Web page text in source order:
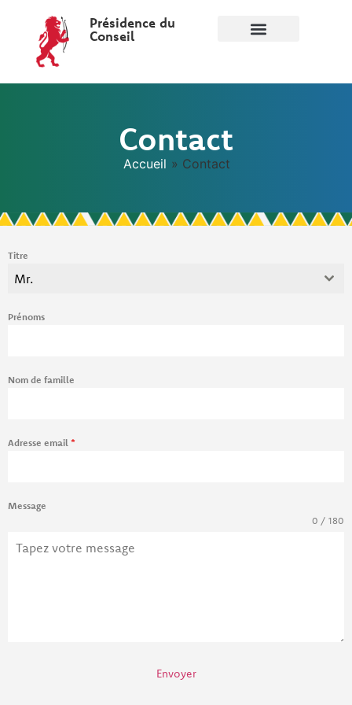
Présidence du
Conseil
Contact
Accueil » Contact
Titre
Mr.
Prénoms
Nom de famille
Adresse email *
Message
0 / 180
Envoyer